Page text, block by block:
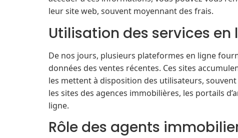
leur site web, souvent moyennant des frais.
Utilisation des services en
De nos jours, plusieurs plateformes en ligne
données des ventes récentes. Ces sites
les mettent à disposition des utilisateurs,
les sites des agences immobilières, les portails
ligne.
Rôle des agents